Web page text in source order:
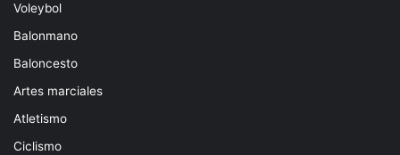
Voleybol
Balonmano
Baloncesto
Artes marciales
Atletismo
Ciclismo